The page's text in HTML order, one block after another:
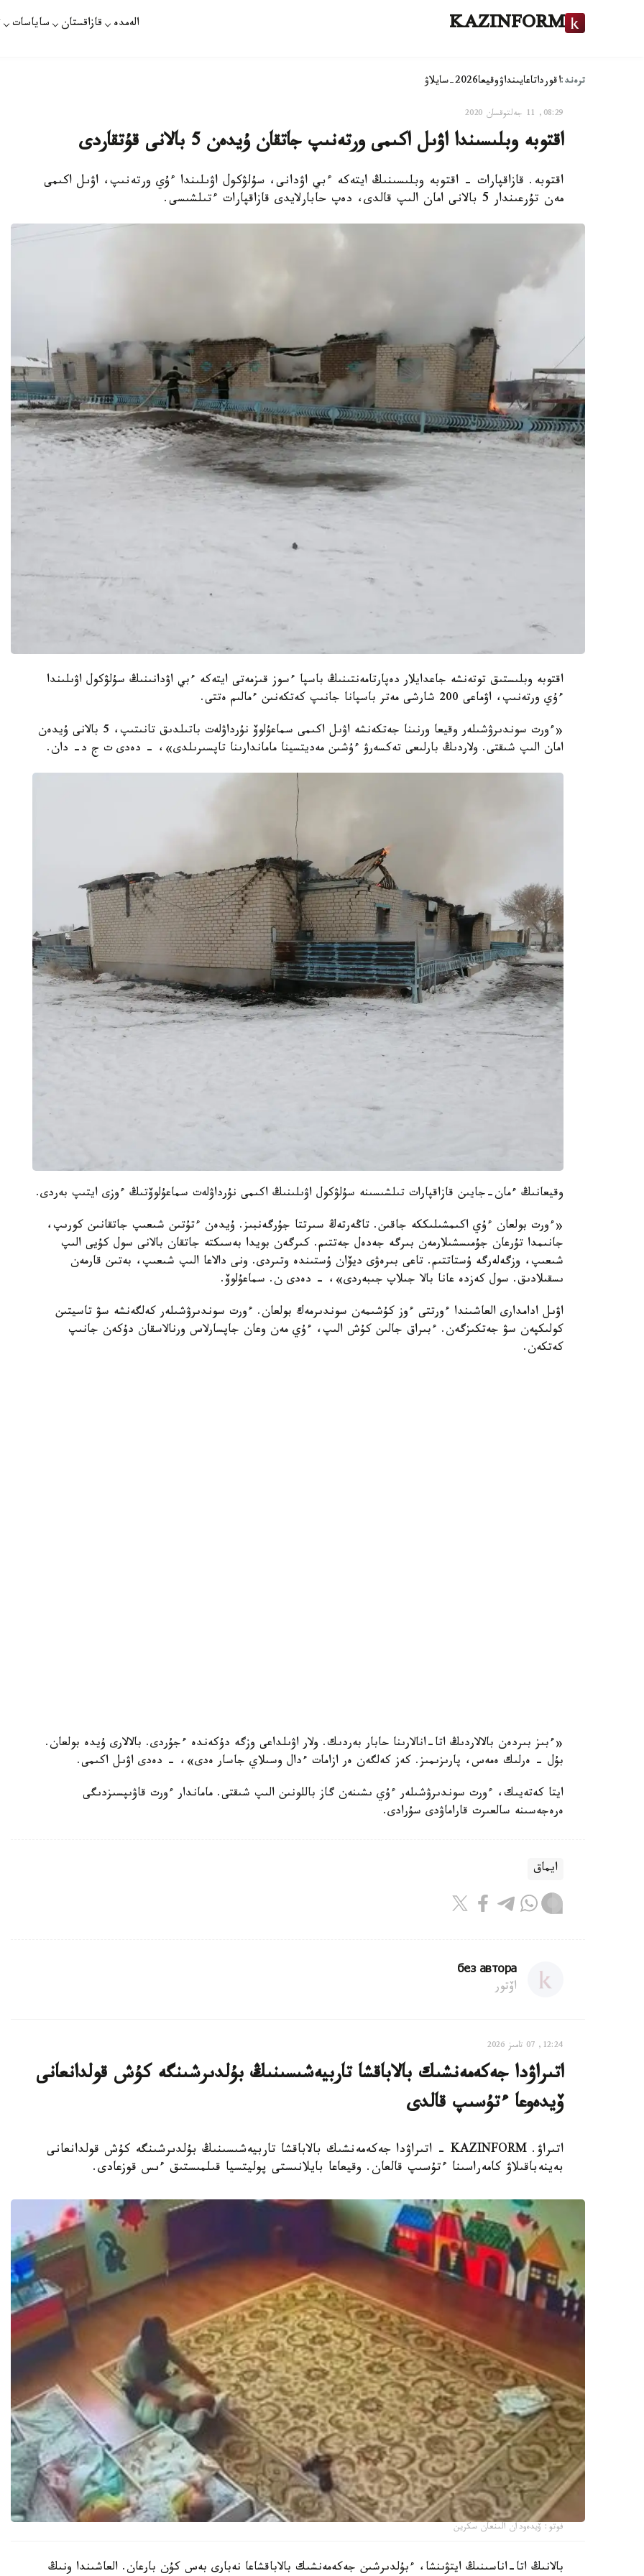
KAZINFORM الەمدە قازاقستان ساياسات
ترەند:اقورداتاعايىنداۋوقيعا2026-سايلاۋ
08:29, 11 جەلتوقسان 2020
اقتوبە وبلىسىندا اۋىل اكىمى ورتەنىپ جاتقان ۇيدەن 5 بالانى قۇتقاردى
اقتوبە. قازاقپارات - اقتوبە وبلىسىنىڭ ايتەكە ءبي اۋدانى، سۇلۋكول اۋىلىندا ءۇي ورتەنىپ، اۋىل اكىمى
مەن تۇرعىندار 5 بالانى امان الىپ قالدى، دەپ حابارلايدى قازاقپارات ءتىلشىسى.
اقتوبە وبلىستىق توتەنشە جاعدايلار دەپارتامەنتىنىڭ باسپا ءسوز قىزمەتى ايتەكە ءبي اۋدانىنىڭ سۇلۋكول اۋىلىندا
ءۇي ورتەنىپ، اۋماعى 200 شارشى مەتر باسپانا جانىپ كەتكەنىن ءمالىم ەتتى.
«ءورت سوندىرۋشىلەر وقيعا ورنىنا جەتكەنشە اۋىل اكىمى سماعۇلوۆ نۇرداۋلەت باتىلدىق تانىتىپ، 5 بالانى ۇيدەن
امان الىپ شىقتى. ولاردىڭ بارلىعى تەكسەرۋ ءۇشىن مەديتسينا ماماندارىنا تاپسىرىلدى»، - دەدى ت ج د- دان.
وقيعانىڭ ءمان-جايىن قازاقپارات تىلشىسىنە سۇلۋكول اۋىلىنىڭ اكىمى نۇرداۋلەت سماعۇلوۆتىڭ ءوزى ايتىپ بەردى.
«ءورت بولعان ءۇي اكىمشىلىككە جاقىن. تاڭەرتەڭ سىرتتا جۇرگەنبىز. ۇيدەن ءتۇتىن شىعىپ جاتقانىن كورىپ،
جانىمدا تۇرعان جۇمىسشىلارمەن بىرگە جەدەل جەتتىم. كىرگەن بويدا بەسىكتە جاتقان بالانى سول كۇيى الىپ
شىعىپ، وزگەلەرگە ۇستاتتىم. تاعى بىرەۋى ديۆان ۇستىندە وتىردى. ونى دالاعا الىپ شىعىپ، بەتىن قارمەن
ىسقىلادىق. سول كەزدە عانا بالا جىلاپ جىبەردى»، - دەدى ن. سماعۇلوۆ.
اۋىل ادامدارى العاشىندا ءورتتى ءوز كۇشىمەن سوندىرمەك بولعان. ءورت سوندىرۋشىلەر كەلگەنشە سۋ تاسيتىن
كولىكپەن سۋ جەتكىزگەن. ءبىراق جالىن كۇش الىپ، ءۇي مەن وعان جاپسارلاس ورنالاسقان دۇكەن جانىپ
كەتكەن.
«ءبىز بىردەن بالالاردىڭ اتا-انالارىنا حابار بەردىك. ولار اۋىلداعى وزگە دۇكەندە ءجۇردى. بالالارى ۇيدە بولعان.
بۇل - ەرلىك ەمەس، پارىزىمىز. كەز كەلگەن ەر ازامات ءدال وسىلاي جاسار ەدى»، - دەدى اۋىل اكىمى.
ايتا كەتەيىك، ءورت سوندىرۋشىلەر ءۇي ىشىنەن گاز باللونىن الىپ شىقتى. ماماندار ءورت قاۋىپسىزدىگى
ەرەجەسىنە سالعىرت قاراماۋدى سۇرادى.
ايماق
без автора
اۆتور
12:24, 07 تامىز 2026
اتىراۋدا جەكەمەنشىك بالاباقشا تاربيەشىسىنىڭ بۇلدىرشىنگە كۇش قولدانعانى
ۆيدەوعا ءتۇسىپ قالدى
اتىراۋ. KAZINFORM - اتىراۋدا جەكەمەنشىك بالاباقشا تاربيەشىسىنىڭ بۇلدىرشىنگە كۇش قولدانعانى
بەينەباقىلاۋ كامەراسىنا ءتۇسىپ قالعان. وقيعاعا بايلانىستى پوليتسيا قىلمىستىق ءىس قوزعادى.
فوتو: ۆيدەودان الىنعان سكرين
بالانىڭ اتا-اناسىنىڭ ايتۋىنشا، ءبۇلدىرشىن جەكەمەنشىك بالاباقشاعا نەبارى بەس كۇن بارعان. العاشىندا ونىڭ